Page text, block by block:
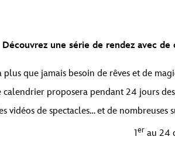
Découvrez une série de rendez avec
plus que jamais besoin de rêves et de
proposera pendant 24 jours
vidéos de spectacles… et de
1er au 24